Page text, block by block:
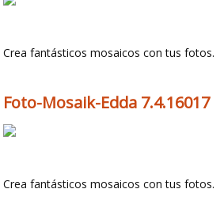
Crea fantásticos mosaicos con tus fotos.
Foto-Mosaik-Edda 7.4.16017
Crea fantásticos mosaicos con tus fotos.